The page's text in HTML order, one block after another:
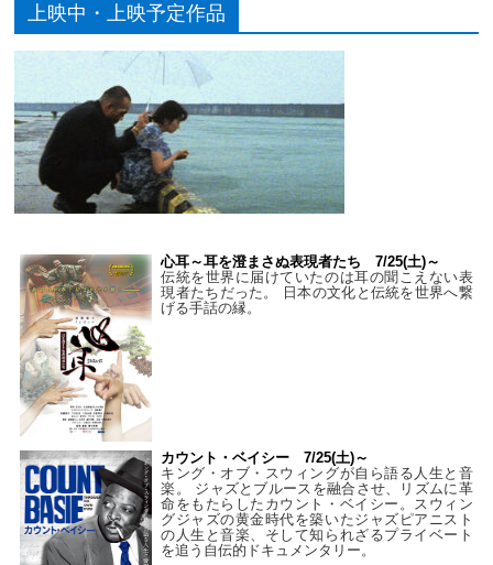
上映中・上映予定作品
心耳～耳を澄まさぬ表現者たち 7/25(土)～
伝統を世界に届けていたのは耳の聞こえない表
現者たちだった。 日本の文化と伝統を世界へ繋
げる手話の縁。
カウント・ベイシー 7/25(土)～
キング・オブ・スウィングが自ら語る人生と音
楽。 ジャズとブルースを融合させ、リズムに革
命をもたらしたカウント・ベイシー。スウィン
グジャズの黄金時代を築いたジャズピアニスト
の人生と音楽、そして知られざるプライベート
を追う自伝的ドキュメンタリー。